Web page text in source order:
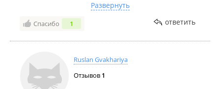
Спустя 15 минут входящий вызов - " я прибежал, а
вас нету? "Делайте выводы, господа.
Развернуть
Спасибо 1 ответить
Ruslan Gvakhariya
Отзывов 1